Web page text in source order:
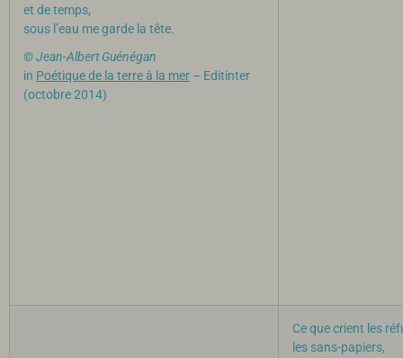
et de temps,
sous l’eau me garde la tête.
©Jean-Albert Guénégan
in Poétique de la terre à la mer – Editinter
(octobre 2014)
Ce que crient les
les sans-papiers,